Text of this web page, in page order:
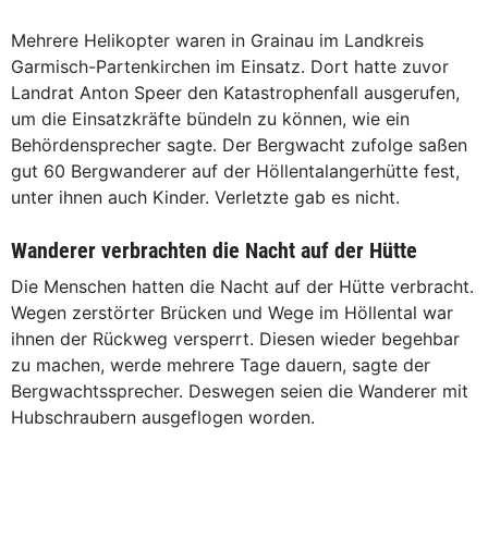
Mehrere Helikopter waren in Grainau im Landkreis
Garmisch-Partenkirchen im Einsatz. Dort hatte zuvor
Landrat Anton Speer den Katastrophenfall ausgerufen,
um die Einsatzkräfte bündeln zu können, wie ein
Behördensprecher sagte. Der Bergwacht zufolge saßen
gut 60 Bergwanderer auf der Höllentalangerhütte fest,
unter ihnen auch Kinder. Verletzte gab es nicht.
Wanderer verbrachten die Nacht auf der Hütte
Die Menschen hatten die Nacht auf der Hütte verbracht.
Wegen zerstörter Brücken und Wege im Höllental war
ihnen der Rückweg versperrt. Diesen wieder begehbar
zu machen, werde mehrere Tage dauern, sagte der
Bergwachtssprecher. Deswegen seien die Wanderer mit
Hubschraubern ausgeflogen worden.